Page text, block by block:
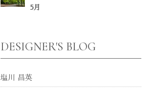
5月
DESIGNER'S BLOG
塩川 昌英